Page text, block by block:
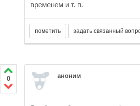
временем и т. п.
0 аноним